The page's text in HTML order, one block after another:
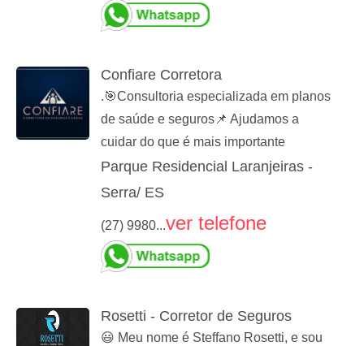
Confiare Corretora
.🎯Consultoria especializada em planos
de saúde e seguros📌 Ajudamos a
cuidar do que é mais importante
Parque Residencial Laranjeiras -
Serra/ ES
(27) 9980...ver telefone
Rosetti - Corretor de Seguros
😃 Meu nome é Steffano Rosetti, e sou